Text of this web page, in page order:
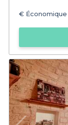
€ Économique